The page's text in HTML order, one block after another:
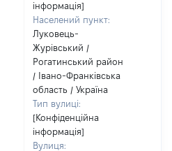
інформація]
Населений пункт:
Луковець-
Журівський /
Рогатинський район
/ Івано-Франківська
область / Україна
Тип вулиці:
[Конфіденційна
інформація]
Вулиця: